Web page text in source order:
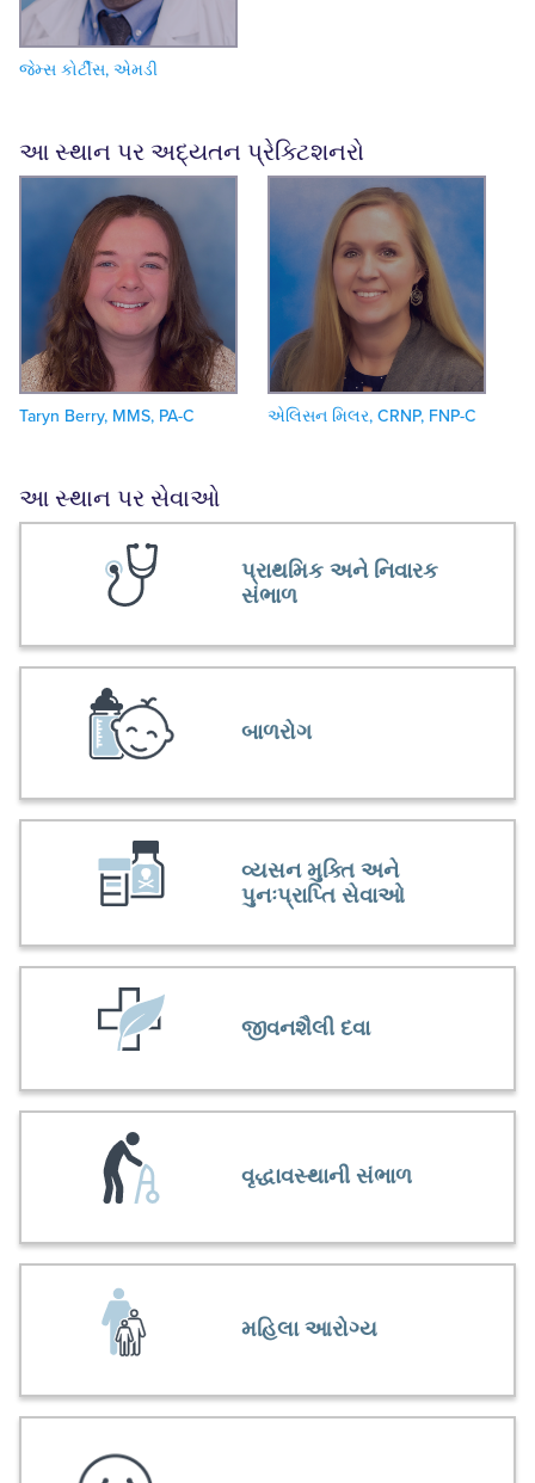
જેમ્સ કોર્ટીસ, એમડી
આ સ્થાન પર અદ્યતન પ્રેક્ટિશનરો
Taryn Berry, MMS, PA-C એલિસન મિલર, CRNP, FNP-C
આ સ્થાન પર સેવાઓ
પ્રાથમિક અને નિવારક
સંભાળ
બાળરોગ
વ્યસન મુક્તિ અને
પુનઃપ્રાપ્તિ સેવાઓ
જીવનશૈલી દવા
વૃદ્ધાવસ્થાની સંભાળ
મહિલા આરોગ્ય